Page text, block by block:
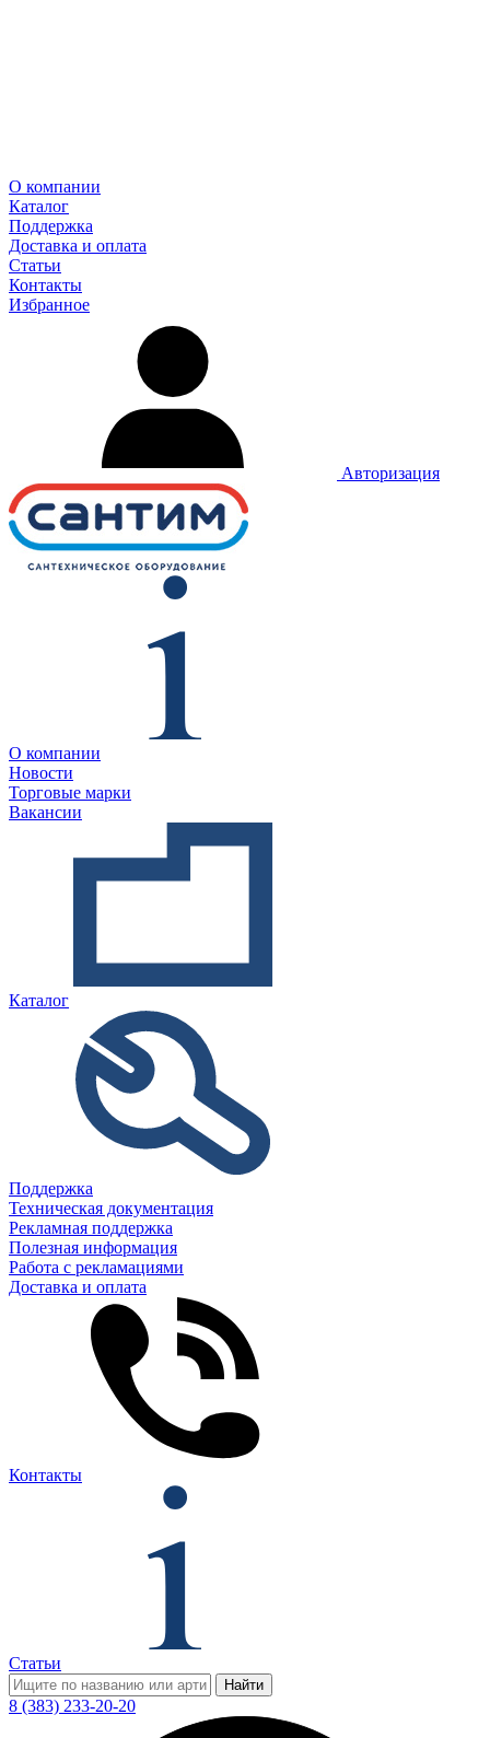
О компании
Каталог
Поддержка
Доставка и оплата
Статьи
Контакты
Избранное
Авторизация
О компании
Новости
Торговые марки
Вакансии
Каталог
Поддержка
Техническая документация
Рекламная поддержка
Полезная информация
Работа с рекламациями
Доставка и оплата
Контакты
Статьи
Найти
8 (383) 233-20-20